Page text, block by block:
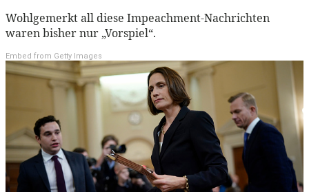
Wohlgemerkt all diese Impeachment-Nachrichten
waren bisher nur „Vorspiel“.
Embed from Getty Images